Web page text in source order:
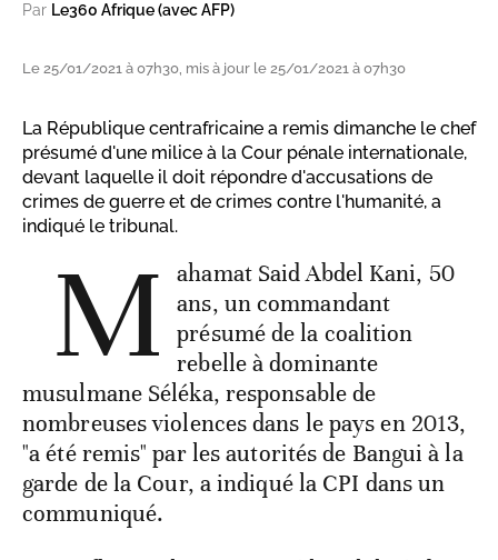
Par Le360 Afrique (avec AFP)
Le 25/01/2021 à 07h30, mis à jour le 25/01/2021 à 07h30
La République centrafricaine a remis dimanche le chef
présumé d'une milice à la Cour pénale internationale,
devant laquelle il doit répondre d'accusations de
crimes de guerre et de crimes contre l'humanité, a
indiqué le tribunal.
M
ahamat Said Abdel Kani, 50
ans, un commandant
présumé de la coalition
rebelle à dominante
musulmane Séléka, responsable de
nombreuses violences dans le pays en 2013,
"a été remis" par les autorités de Bangui à la
garde de la Cour, a indiqué la CPI dans un
communiqué.